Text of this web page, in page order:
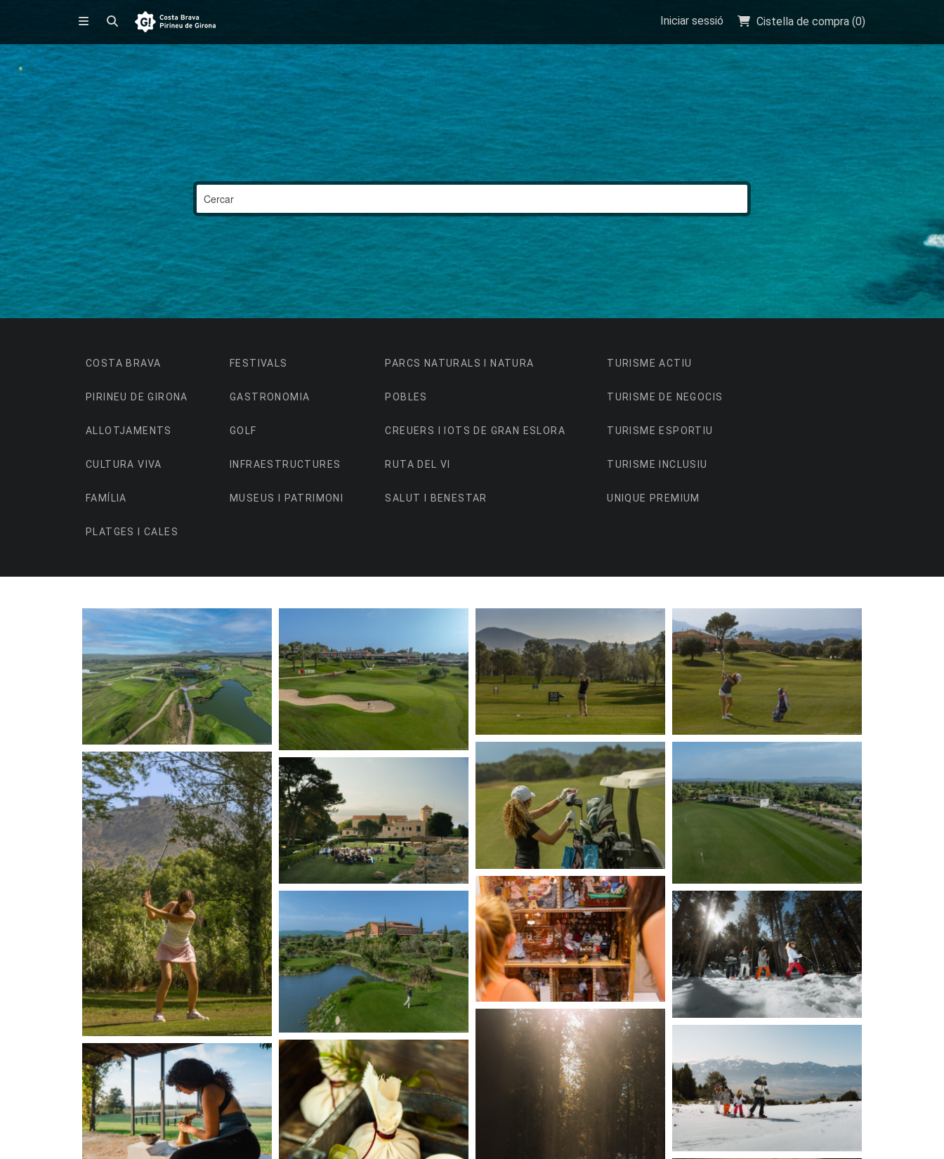
Iniciar sessió Cistella de compra (0)
COSTA BRAVA
PIRINEU DE GIRONA
ALLOTJAMENTS
CULTURA VIVA
FAMÍLIA
PLATGES I CALES
FESTIVALS
GASTRONOMIA
GOLF
INFRAESTRUCTURES
MUSEUS I PATRIMONI
PARCS NATURALS I NATURA
POBLES
CREUERS I IOTS DE GRAN ESLORA
RUTA DEL VI
SALUT I BENESTAR
TURISME ACTIU
TURISME DE NEGOCIS
TURISME ESPORTIU
TURISME INCLUSIU
UNIQUE PREMIUM